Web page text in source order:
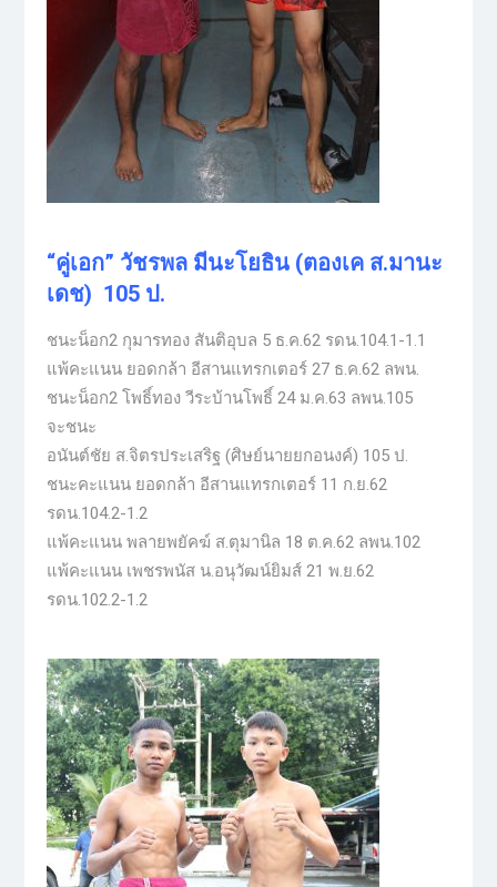
“คู่เอก” วัชรพล มีนะโยธิน (ตองเค ส.มานะ
เดช) 105 ป.
ชนะน็อก2 กุมารทอง สันติอุบล 5 ธ.ค.62 รดน.104.1-1.1
แพ้คะแนน ยอดกล้า อีสานแทรกเตอร์ 27 ธ.ค.62 ลพน.
ชนะน็อก2 โพธิ์ทอง วีระบ้านโพธิ์ 24 ม.ค.63 ลพน.105
จะชนะ
อนันต์ชัย ส.จิตรประเสริฐ (ศิษย์นายยกอนงค์) 105 ป.
ชนะคะแนน ยอดกล้า อีสานแทรกเตอร์ 11 ก.ย.62
รดน.104.2-1.2
แพ้คะแนน พลายพยัคฆ์ ส.ตุมานิล 18 ต.ค.62 ลพน.102
แพ้คะแนน เพชรพนัส น.อนุวัฒน์ยิมส์ 21 พ.ย.62
รดน.102.2-1.2